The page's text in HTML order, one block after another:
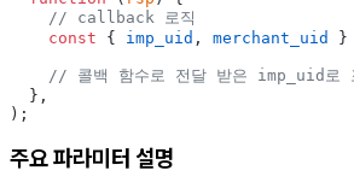
    // callback 로직
    const
{ imp_uid , merchant_uid }
// 콜백 함수로 전달 받은 imp_uid로
  },
);
주요 파라미터 설명